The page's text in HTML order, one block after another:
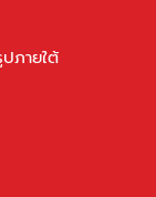
ภายใต้